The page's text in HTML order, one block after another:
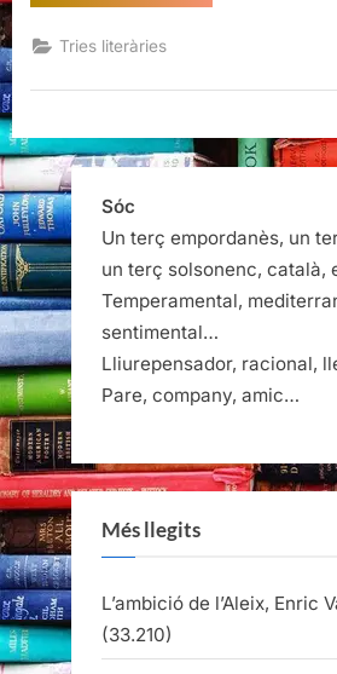
Tries literàries
Sóc
Un terç empordanès, un
un terç solsonenc, català,
Temperamental,
sentimental…
Lliurepensador, racional,
Pare, company, amic…
Més llegits
L’ambició de l’Aleix, Enric
(33.210)